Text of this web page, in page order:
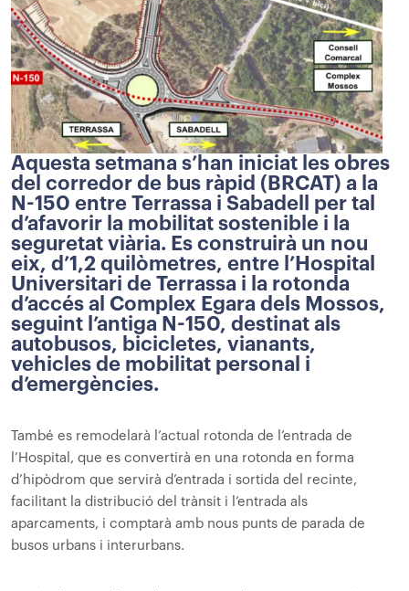
Aquesta setmana s’han iniciat les obres
del corredor de bus ràpid (BRCAT) a la
N-150 entre Terrassa i Sabadell per tal
d’afavorir la mobilitat sostenible i la
seguretat viària. Es construirà un nou
eix, d’1,2 quilòmetres, entre l’Hospital
Universitari de Terrassa i la rotonda
d’accés al Complex Egara dels Mossos,
seguint l’antiga N-150, destinat als
autobusos, bicicletes, vianants,
vehicles de mobilitat personal i
d’emergències.
També es remodelarà l’actual rotonda de l’entrada de
l’Hospital, que es convertirà en una rotonda en forma
d’hipòdrom que servirà d’entrada i sortida del recinte,
facilitant la distribució del trànsit i l’entrada als
aparcaments, i comptarà amb nous punts de parada de
busos urbans i interurbans.